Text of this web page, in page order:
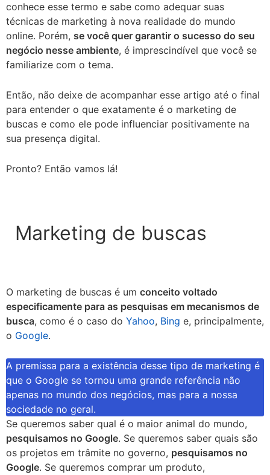
conhece esse termo e sabe como adequar suas
técnicas de marketing à nova realidade do mundo
online. Porém, se você quer garantir o sucesso do seu
negócio nesse ambiente, é imprescindível que você se
familiarize com o tema.
Então, não deixe de acompanhar esse artigo até o final
para entender o que exatamente é o marketing de
buscas e como ele pode influenciar positivamente na
sua presença digital.
Pronto? Então vamos lá!
Marketing de buscas
O marketing de buscas é um conceito voltado
especificamente para as pesquisas em mecanismos de
busca, como é o caso do Yahoo, Bing e, principalmente,
o Google.
A premissa para a existência desse tipo de marketing é
que o Google se tornou uma grande referência não
apenas no mundo dos negócios, mas para a nossa
sociedade no geral.
Se queremos saber qual é o maior animal do mundo,
pesquisamos no Google. Se queremos saber quais são
os projetos em trâmite no governo, pesquisamos no
Google. Se queremos comprar um produto,